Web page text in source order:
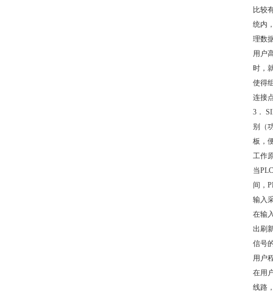
比较
统内
理数
用户
时，
使得
连接
3．
别（
板，
工作
当
间，
输入
在输
出刷
信号
用户
在用
线路